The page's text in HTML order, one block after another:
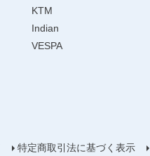
KTM
Indian
VESPA
特定商取引法に基づく表示